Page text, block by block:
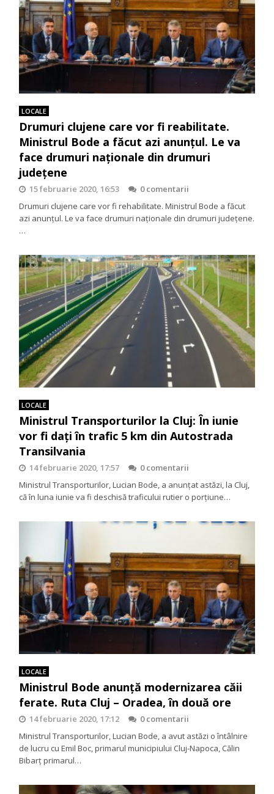
LOCALE
Drumuri clujene care vor fi reabilitate.
Ministrul Bode a făcut azi anunţul. Le va
face drumuri naţionale din drumuri
judeţene
15 februarie 2020, 16:53
0 comentarii
Drumuri clujene care vor fi rehabilitate. Ministrul Bode a făcut
azi anunţul. Le va face drumuri naţionale din drumuri judeţene.
…
LOCALE
Ministrul Transporturilor la Cluj: În iunie
vor fi daţi în trafic 5 km din Autostrada
Transilvania
14 februarie 2020, 17:57
0 comentarii
Ministrul Transporturilor, Lucian Bode, a anunţat astăzi, la Cluj,
că în luna iunie va fi deschisă traficului rutier o porţiune…
LOCALE
Ministrul Bode anunță modernizarea căii
ferate. Ruta Cluj – Oradea, în două ore
14 februarie 2020, 17:12
0 comentarii
Ministrul Transporturilor, Lucian Bode, a avut astăzi o întâlnire
de lucru cu Emil Boc, primarul municipiului Cluj-Napoca, Călin
Bibarț primarul…